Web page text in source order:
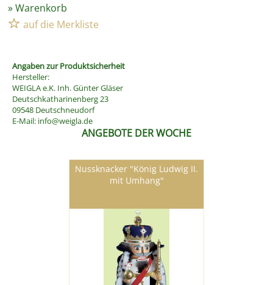
»Warenkorb
Angaben zur Produktsicherheit
Hersteller:
WEIGLA e.K. Inh. Günter Gläser
Deutschkatharinenberg 23
09548 Deutschneudorf
E-Mail: info@weigla.de
ANGEBOTE DER WOCHE
Nussknacker "König Ludwig II.
mit Umhang"